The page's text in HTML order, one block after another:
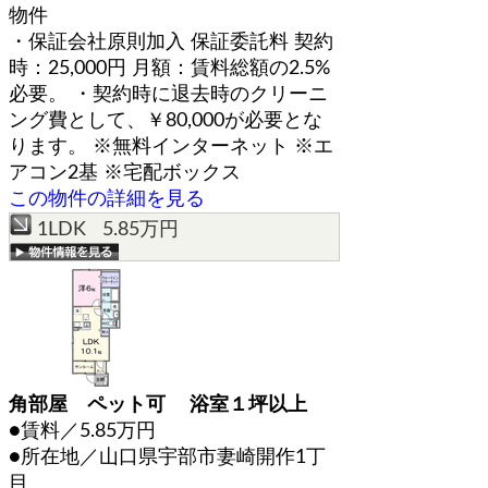
物件
・保証会社原則加入 保証委託料 契約
時：25,000円 月額：賃料総額の2.5%
必要。 ・契約時に退去時のクリーニ
ング費として、￥80,000が必要とな
ります。 ※無料インターネット ※エ
アコン2基 ※宅配ボックス
この物件の詳細を見る
1LDK 5.85万円
角部屋 ペット可 浴室１坪以上
●賃料／5.85万円
●所在地／山口県宇部市妻崎開作1丁
目